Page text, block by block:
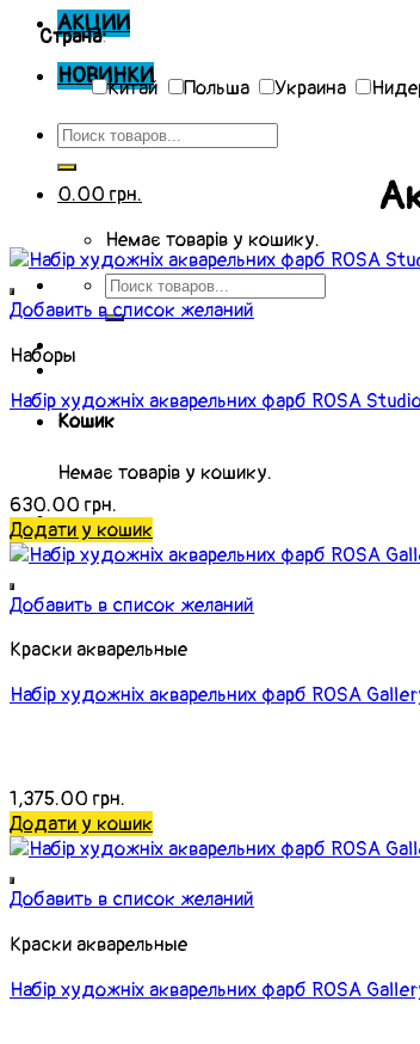
АКЦИИ
НОВИНКИ
0.00 грн.
Немає товарів у кошику.
Кошик
Немає товарів у кошику.
Страна:
Китай Польша Украина
Добавить в список желаний
Наборы
Набір художніх акварельних фарб ROSA
630.00 грн.
Додати у кошик
Добавить в список желаний
Краски акварельные
Набір художніх акварельних фарб ROSA
1,375.00 грн.
Додати у кошик
Добавить в список желаний
Краски акварельные
Набір художніх акварельних фарб ROSA